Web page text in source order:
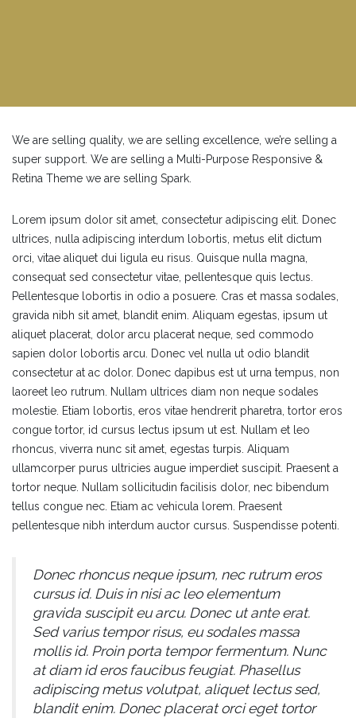
We are selling quality, we are selling excellence, we’re selling a
super support. We are selling a Multi-Purpose Responsive &
Retina Theme we are selling Spark.
Lorem ipsum dolor sit amet, consectetur adipiscing elit. Donec
ultrices, nulla adipiscing interdum lobortis, metus elit dictum
orci, vitae aliquet dui ligula eu risus. Quisque nulla magna,
consequat sed consectetur vitae, pellentesque quis lectus.
Pellentesque lobortis in odio a posuere. Cras et massa sodales,
gravida nibh sit amet, blandit enim. Aliquam egestas, ipsum ut
aliquet placerat, dolor arcu placerat neque, sed commodo
sapien dolor lobortis arcu. Donec vel nulla ut odio blandit
consectetur at ac dolor. Donec dapibus est ut urna tempus, non
laoreet leo rutrum. Nullam ultrices diam non neque sodales
molestie. Etiam lobortis, eros vitae hendrerit pharetra, tortor eros
congue tortor, id cursus lectus ipsum ut est. Nullam et leo
rhoncus, viverra nunc sit amet, egestas turpis. Aliquam
ullamcorper purus ultricies augue imperdiet suscipit. Praesent a
tortor neque. Nullam sollicitudin facilisis dolor, nec bibendum
tellus congue nec. Etiam ac vehicula lorem. Praesent
pellentesque nibh interdum auctor cursus. Suspendisse potenti.
Donec rhoncus neque ipsum, nec rutrum eros
cursus id. Duis in nisi ac leo elementum
gravida suscipit eu arcu. Donec ut ante erat.
Sed varius tempor risus, eu sodales massa
mollis id. Proin porta tempor fermentum. Nunc
at diam id eros faucibus feugiat. Phasellus
adipiscing metus volutpat, aliquet lectus sed,
blandit enim. Donec placerat orci eget tortor